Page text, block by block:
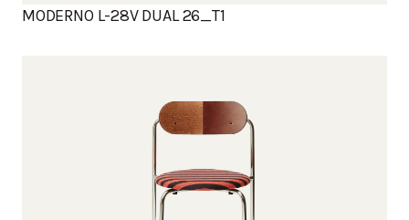
MODERNO L-28V DUAL 26_T1